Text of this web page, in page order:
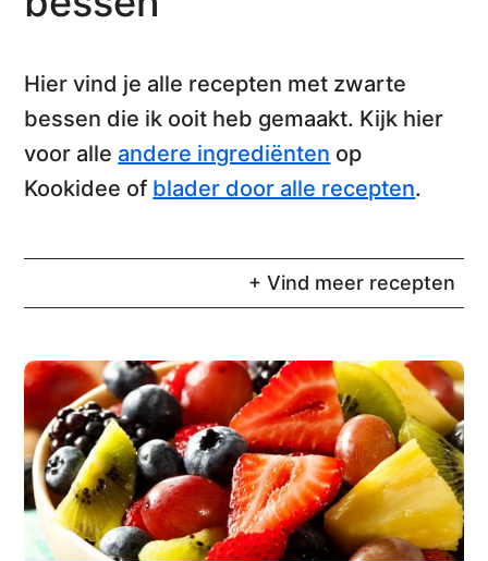
Hier vind je alle recepten met zwarte
bessen die ik ooit heb gemaakt. Kijk hier
voor alle andere ingrediënten op
Kookidee of blader door alle recepten.
+ Vind meer recepten